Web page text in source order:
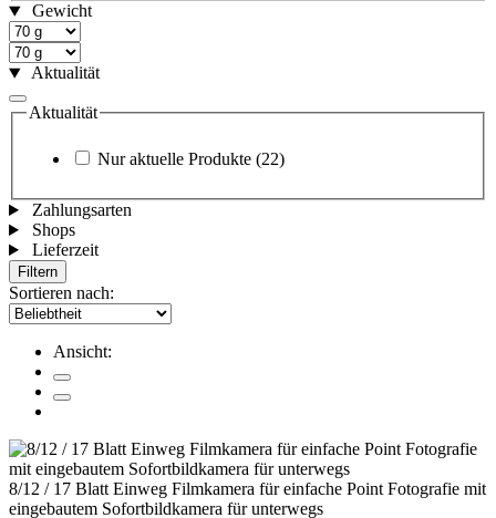
Gewicht
Aktualität
Aktualität
Nur aktuelle Produkte (22)
Zahlungsarten
Shops
Lieferzeit
Filtern
Sortieren nach:
Ansicht:
8/12 / 17 Blatt Einweg Filmkamera für einfache Point Fotografie mit
eingebautem Sofortbildkamera für unterwegs